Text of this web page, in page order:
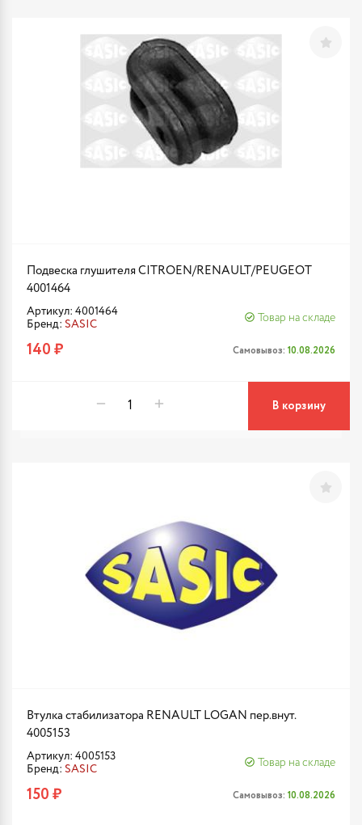
Подвеска глушителя CITROEN/RENAULT/PEUGEOT
4001464
Артикул: 4001464
Бренд: SASIC
Товар на складе
140 ₽ Самовывоз: 10.08.2026
В корзину
Втулка стабилизатора RENAULT LOGAN пер.внут.
4005153
Артикул: 4005153
Бренд: SASIC
Товар на складе
150 ₽ Самовывоз: 10.08.2026